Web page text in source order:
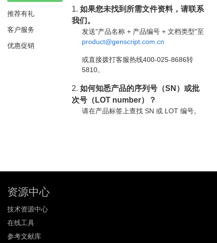
推荐有礼
客户服务
优惠促销
1.如果您未找到所需文件资料，请联系
我们。
发送"产品名称 + 产品编号 + 文档类型"至
product@genscript.com.cn
或直接拨打客服热线400-025-8686转
5810。
2.如何知悉产品的序列号（SN）或批
次号（LOT number）？
请在产品标签上查找 SN 或 LOT 编号。
资源中心
技术资源中心
在线工具
参考文献库